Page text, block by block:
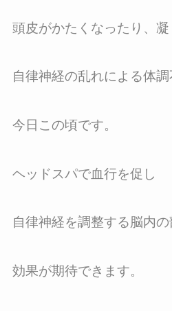
頭皮がかたくなったり、凝
自律神経の乱れによる体
今日この頃です。
ヘッドスパで血行を促し
自律神経を調整する脳内
効果が期待できます。